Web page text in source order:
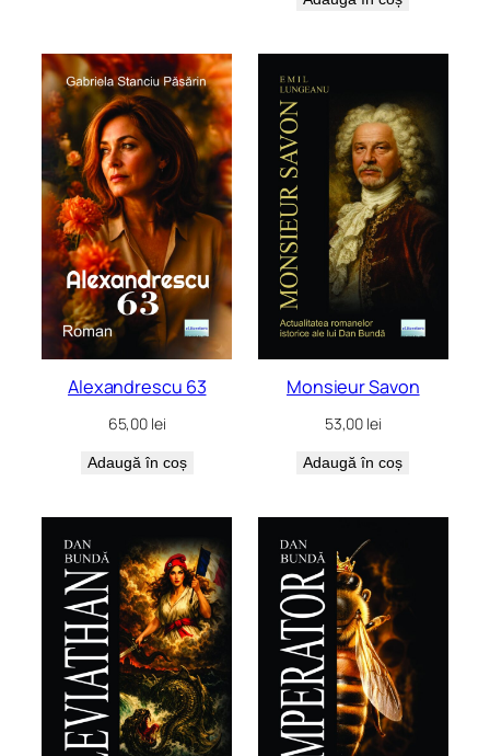
Alexandrescu 63
65,00 lei
Adaugă în coș
Monsieur Savon
53,00 lei
Adaugă în coș